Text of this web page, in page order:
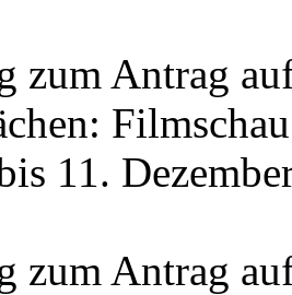
zum Antrag
11.
zum Antrag